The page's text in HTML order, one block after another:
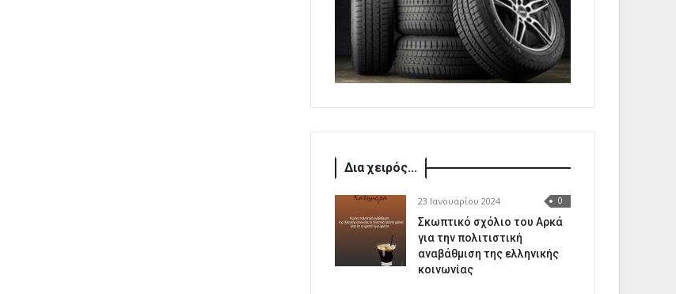
Δια χειρός...
23 Ιανουαρίου 2024 0
Σκωπτικό σχόλιο του Αρκά
για την πολιτιστική
αναβάθμιση της ελληνικής
κοινωνίας